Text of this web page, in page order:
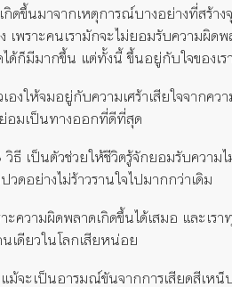
กิดขึ้นมาจากเหตุการณ์บางอย่างที่สร้
เพราะคนเรามักจะไม่ยอมรับความผิ
ด้ก็มีมากขึ้น แต่ทั้งนี้ ขึ้นอยู่กับใจของเร
องให้จมอยู่กับความเศร้าเสียใจจากค
อมเป็นทางออกที่ดีที่สุด
ธี เป็นตัวช่วยให้ชีวิตรู้จักยอมรับควา
ดอย่างไม่ร้าวรานใจไปมากกว่าเดิม
าะความผิดพลาดเกิดขึ้นได้เสมอ และเร
นเดียวในโลกเสียหน่อย
แม้จะเป็นอารมณ์ขันจากการเสียดสีเ